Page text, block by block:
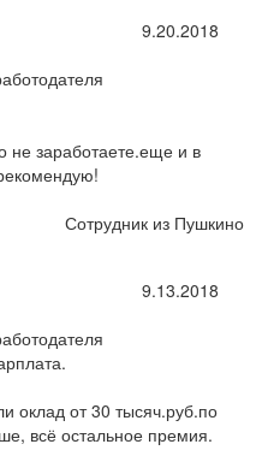
9.20.2018
не заработаете.еще и в
Сотрудник из Пушкино
9.13.2018
оклад от 30 тысяч.руб.по
всё остальное премия.